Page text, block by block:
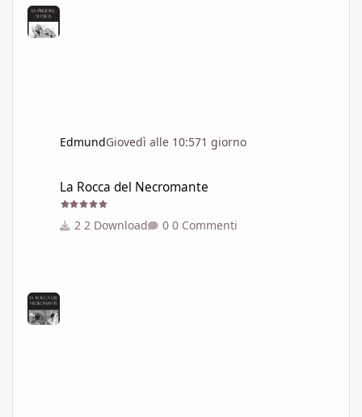
EdmundGiovedì alle 10:571 giorno
La Rocca del Necromante
2 Download 0 Commenti